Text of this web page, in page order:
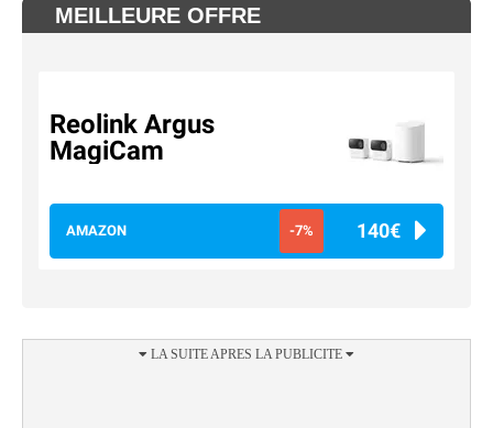
MEILLEURE OFFRE
Reolink Argus
MagiCam
AMAZON -7% 140€